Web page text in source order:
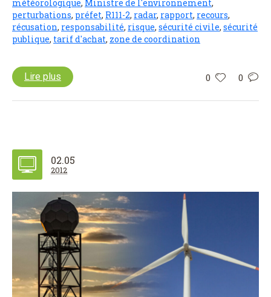
météorologique, Ministre de l'environnement,
perturbations, préfet, R111-2, radar, rapport, recours,
récusation, responsabilité, risque, sécurité civile, sécurité
publique, tarif d'achat, zone de coordination
0 0
Lire plus
02.05
2012